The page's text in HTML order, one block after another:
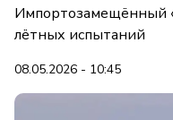
Импортозамещённый
лётных испытаний
08.05.2026 - 10:45